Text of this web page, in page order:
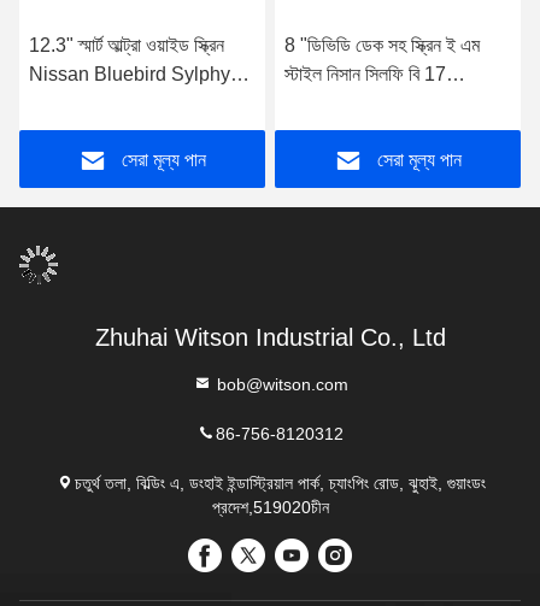
12.3" স্মার্ট আল্ট্রা ওয়াইড স্ক্রিন
Nissan Bluebird Sylphy
প্লেয়ারের জন্য
সেরা মূল্য পান
8 "ডিভিডি ডেক সহ স্ক্রিন ই এম
স্টাইল নিসান সিলফি বি 17
2013-2018 এর জন্য
সেরা মূল্য পান
Zhuhai Witson Industrial Co., Ltd
bob@witson.com
86-756-8120312
চতুর্থ তলা, বিল্ডিং এ, ডংহাই ইন্ডাস্ট্রিয়াল পার্ক, চ্যাংপিং রোড, ঝুহাই, গুয়াংডং
প্রদেশ,519020চীন